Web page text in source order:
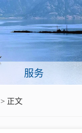
视频新闻
服务
> 正文